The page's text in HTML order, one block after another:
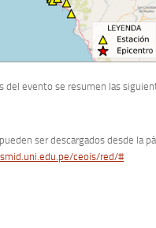
del evento se resumen las
ser descargados desde la
ceois/red/#